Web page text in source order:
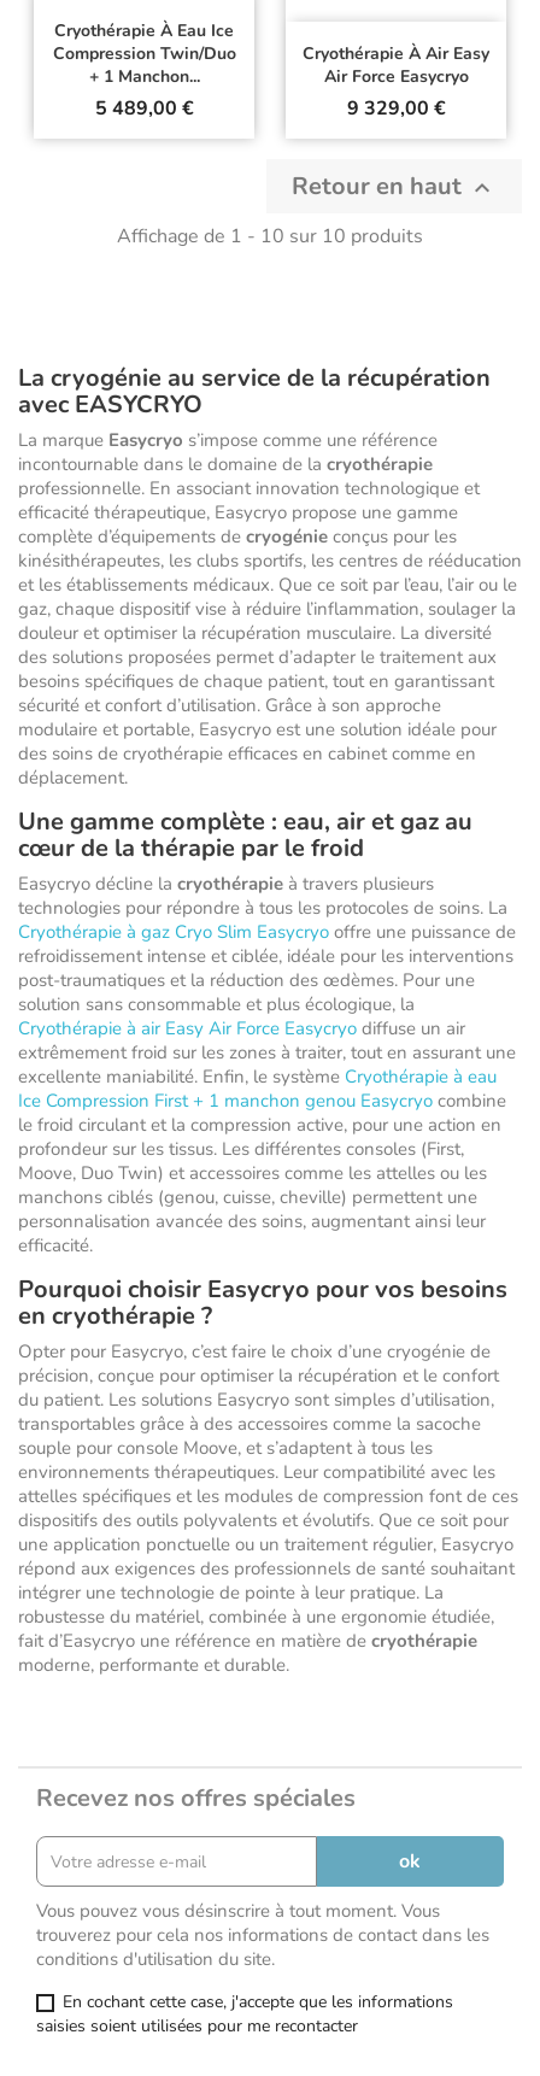
Cryothérapie À Eau Ice
Compression Twin/Duo
+ 1 Manchon...
Prix
5 489,00 €
Cryothérapie À Air Easy
Air Force Easycryo
Prix
9 329,00 €
Retour en haut 
Affichage de 1 - 10 sur 10 produits
La cryogénie au service de la récupération
avec EASYCRYO
La marque Easycryo s’impose comme une référence
incontournable dans le domaine de la cryothérapie
professionnelle. En associant innovation technologique et
efficacité thérapeutique, Easycryo propose une gamme
complète d’équipements de cryogénie conçus pour les
kinésithérapeutes, les clubs sportifs, les centres de rééducation
et les établissements médicaux. Que ce soit par l’eau, l’air ou le
gaz, chaque dispositif vise à réduire l’inflammation, soulager la
douleur et optimiser la récupération musculaire. La diversité
des solutions proposées permet d’adapter le traitement aux
besoins spécifiques de chaque patient, tout en garantissant
sécurité et confort d’utilisation. Grâce à son approche
modulaire et portable, Easycryo est une solution idéale pour
des soins de cryothérapie efficaces en cabinet comme en
déplacement.
Une gamme complète : eau, air et gaz au
cœur de la thérapie par le froid
Easycryo décline la cryothérapie à travers plusieurs
technologies pour répondre à tous les protocoles de soins. La
Cryothérapie à gaz Cryo Slim Easycryo offre une puissance de
refroidissement intense et ciblée, idéale pour les interventions
post-traumatiques et la réduction des œdèmes. Pour une
solution sans consommable et plus écologique, la
Cryothérapie à air Easy Air Force Easycryo diffuse un air
extrêmement froid sur les zones à traiter, tout en assurant une
excellente maniabilité. Enfin, le système Cryothérapie à eau
Ice Compression First + 1 manchon genou Easycryo combine
le froid circulant et la compression active, pour une action en
profondeur sur les tissus. Les différentes consoles (First,
Moove, Duo Twin) et accessoires comme les attelles ou les
manchons ciblés (genou, cuisse, cheville) permettent une
personnalisation avancée des soins, augmentant ainsi leur
efficacité.
Pourquoi choisir Easycryo pour vos besoins
en cryothérapie ?
Opter pour Easycryo, c’est faire le choix d’une cryogénie de
précision, conçue pour optimiser la récupération et le confort
du patient. Les solutions Easycryo sont simples d’utilisation,
transportables grâce à des accessoires comme la sacoche
souple pour console Moove, et s’adaptent à tous les
environnements thérapeutiques. Leur compatibilité avec les
attelles spécifiques et les modules de compression font de ces
dispositifs des outils polyvalents et évolutifs. Que ce soit pour
une application ponctuelle ou un traitement régulier, Easycryo
répond aux exigences des professionnels de santé souhaitant
intégrer une technologie de pointe à leur pratique. La
robustesse du matériel, combinée à une ergonomie étudiée,
fait d’Easycryo une référence en matière de cryothérapie
moderne, performante et durable.
Recevez nos offres spéciales
Vous pouvez vous désinscrire à tout moment. Vous
trouverez pour cela nos informations de contact dans les
conditions d'utilisation du site.
En cochant cette case, j'accepte que les informations
saisies soient utilisées pour me recontacter